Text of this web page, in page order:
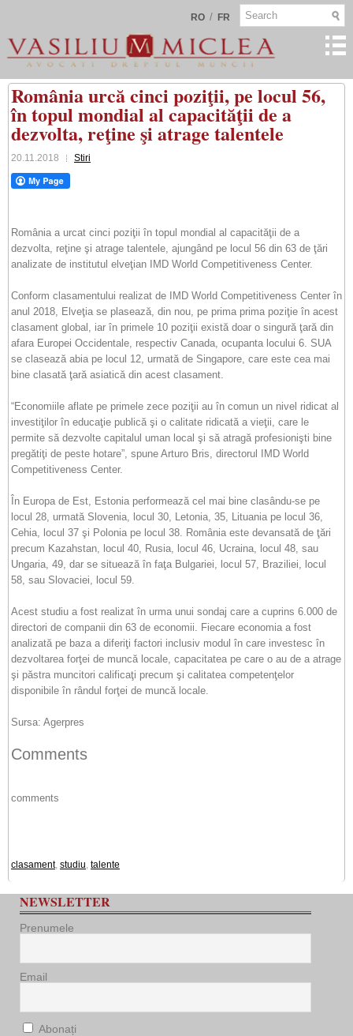
RO / FR
România urcă cinci poziţii, pe locul 56,
în topul mondial al capacităţii de a
dezvolta, reţine şi atrage talentele
20.11.2018 Stiri
România a urcat cinci poziţii în topul mondial al capacităţii de a
dezvolta, reţine şi atrage talentele, ajungând pe locul 56 din 63 de ţări
analizate de institutul elveţian IMD World Competitiveness Center.
Conform clasamentului realizat de IMD World Competitiveness Center în
anul 2018, Elveţia se plasează, din nou, pe prima prima poziţie în acest
clasament global, iar în primele 10 poziţii există doar o singură ţară din
afara Europei Occidentale, respectiv Canada, ocupanta locului 6. SUA
se clasează abia pe locul 12, urmată de Singapore, care este cea mai
bine clasată ţară asiatică din acest clasament.
“Economiile aflate pe primele zece poziţii au în comun un nivel ridicat al
investiţilor în educaţie publică şi o calitate ridicată a vieţii, care le
permite să dezvolte capitalul uman local şi să atragă profesionişti bine
pregătiţi de peste hotare”, spune Arturo Bris, directorul IMD World
Competitiveness Center.
În Europa de Est, Estonia performează cel mai bine clasându-se pe
locul 28, urmată Slovenia, locul 30, Letonia, 35, Lituania pe locul 36,
Cehia, locul 37 şi Polonia pe locul 38. România este devansată de ţări
precum Kazahstan, locul 40, Rusia, locul 46, Ucraina, locul 48, sau
Ungaria, 49, dar se situează în faţa Bulgariei, locul 57, Braziliei, locul
58, sau Slovaciei, locul 59.
Acest studiu a fost realizat în urma unui sondaj care a cuprins 6.000 de
directori de companii din 63 de economii. Fiecare economia a fost
analizată pe baza a diferiţi factori inclusiv modul în care investesc în
dezvoltarea forţei de muncă locale, capacitatea pe care o au de a atrage
şi păstra muncitori calificaţi precum şi calitatea competenţelor
disponibile în rândul forţei de muncă locale.
Sursa: Agerpres
Comments
comments
clasament, studiu, talente
NEWSLETTER
Prenumele
Email
Abonați